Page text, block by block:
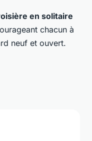
en solitaire
chacun à
neuf et ouvert.